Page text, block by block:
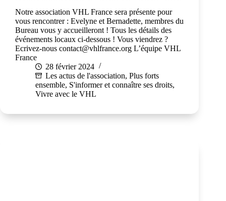
Notre association VHL France sera présente pour
vous rencontrer : Evelyne et Bernadette, membres du
Bureau vous y accueilleront ! Tous les détails des
événements locaux ci-dessous ! Vous viendrez ?
Ecrivez-nous contact@vhlfrance.org L’équipe VHL
France
28 février 2024
Les actus de l'association, Plus forts
ensemble, S'informer et connaître ses droits,
Vivre avec le VHL